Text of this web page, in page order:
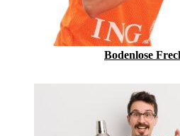
Bodenlose